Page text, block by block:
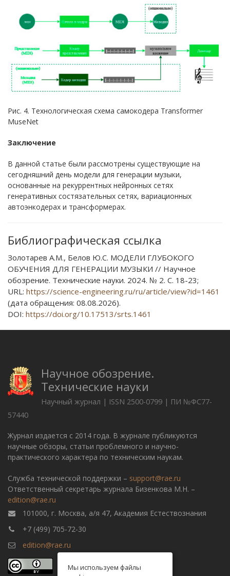
Рис. 4. Технологическая схема самокодера Transformer
MuseNet
Заключение
В данной статье были рассмотрены существующие на
сегодняшний день модели для генерации музыки,
основанные на рекуррентных нейронных сетях
генеративных состязательных сетях, вариационных
автоэнкодерах и трансформерах.
Библиографическая ссылка
Золотарев А.М., Белов Ю.С. МОДЕЛИ ГЛУБОКОГО
ОБУЧЕНИЯ ДЛЯ ГЕНЕРАЦИИ МУЗЫКИ // Научное
обозрение. Технические науки. 2024. № 2. С. 18-23;
URL: https://science-engineering.ru/ru/article/view?id=1461
(дата обращения: 08.08.2026).
DOI: https://doi.org/10.17513/srts.1461
Научное обозрение.
Технические науки
Научный журнал | ISSN 2500-0799 | ПИ №ФС77-
57440
Журнал издается с 2014 года. В журнале публикуются
научные обзоры, статьи проблемного и научно-
практического характера по техническим наукам.
Служба технической поддержки – support@rae.ru
Ответственный секретарь журнала Бизенкова М.Н. –
edition@rae.ru
101000, г. Москва, а/я 47, Академия Естествознания
+7 (499) 705-72-30
edition@rae.ru
Мы используем файлы